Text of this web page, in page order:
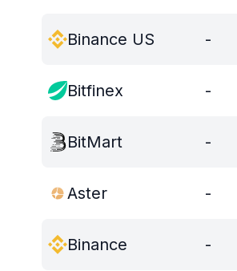
Binance US -
Bitfinex -
BitMart -
Aster -
Binance -